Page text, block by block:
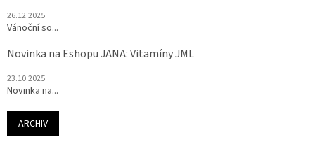
26.12.2025
Vánoční so...
Novinka na Eshopu JANA: Vitamíny JML
23.10.2025
Novinka na...
ARCHIV